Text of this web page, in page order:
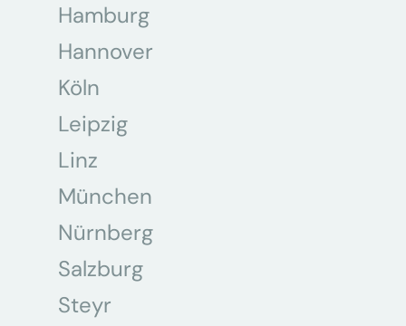
Hamburg
Hannover
Köln
Leipzig
Linz
München
Nürnberg
Salzburg
Steyr